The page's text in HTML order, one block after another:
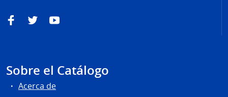
FacebookTwitterYouTube
Sobre el Catálogo
Acerca de